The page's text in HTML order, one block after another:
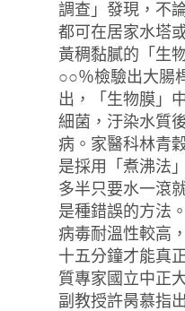
調查」發現，不
都可在居家水塔
黃稠黏膩的「生
○○％檢驗出大腸
出，「生物膜」
細菌，汙染水質
病。家醫科林青
是採用「煮沸法
多半只要水一滾
是種錯誤的方法
病毒耐溫性較高
十五分鐘才能真
質專家國立中正
副教授許昺慕指